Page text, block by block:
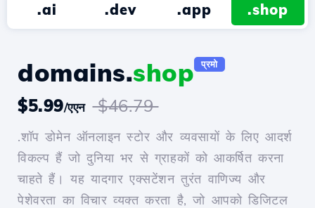
.ai .dev .app .shop
domains.shop प्रमो
$5.99/एएन $46.79
.शॉप डोमेन ऑनलाइन स्टोर और व्यवसायों के लिए आदर्श
विकल्प हैं जो दुनिया भर से ग्राहकों को आकर्षित करना
चाहते हैं। यह यादगार एक्सटेंशन तुरंत वाणिज्य और
पेशेवरता का विचार व्यक्त करता है, जो आपको डिजिटल